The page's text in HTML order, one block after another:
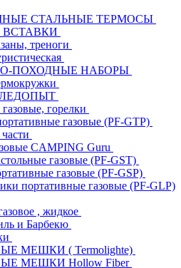
СТАЛЬНЫЕ ТЕРМОСЫ
ВСТАВКИ
треноги
ПОХОДНЫЕ НАБОРЫ
горелки
газовые (PF-GTP)
CAMPING Guru
газовые (PF-GST)
газовые (PF-GSP)
портативные газовые (PF-GLP)
, жидкое
и Барбекю
МЕШКИ ( Termolighte)
МЕШКИ Hollow Fiber